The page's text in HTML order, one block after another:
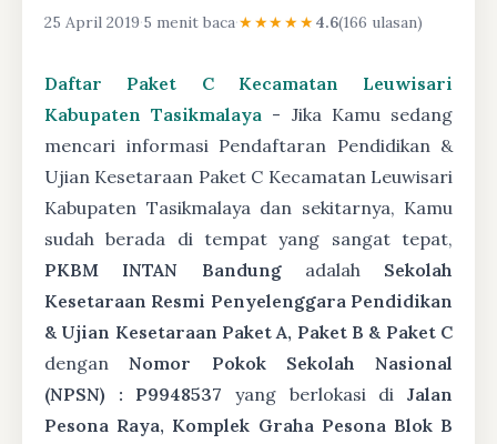
25 April 2019·5 menit baca·★★★★★4.6(166 ulasan)
Daftar Paket C Kecamatan Leuwisari
Kabupaten Tasikmalaya - Jika Kamu sedang
mencari informasi Pendaftaran Pendidikan &
Ujian Kesetaraan Paket C Kecamatan Leuwisari
Kabupaten Tasikmalaya dan sekitarnya, Kamu
sudah berada di tempat yang sangat tepat,
PKBM INTAN Bandungadalah Sekolah
Kesetaraan Resmi Penyelenggara Pendidikan
& Ujian Kesetaraan Paket A, Paket B & Paket C
denganNomor Pokok Sekolah Nasional
(NPSN) : P9948537 yang berlokasi diJalan
Pesona Raya, Komplek Graha Pesona Blok B